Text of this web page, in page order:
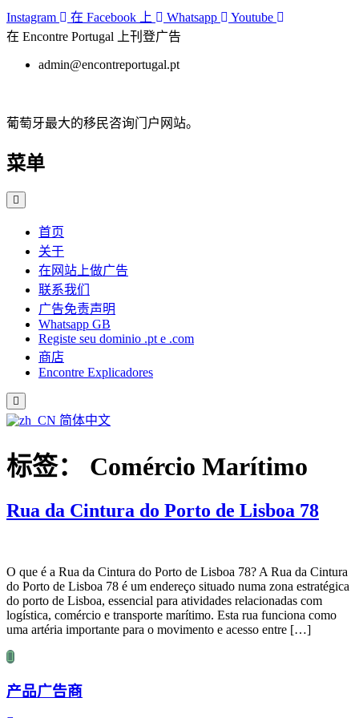
跳
至
Instagram 在 Facebook 上 Whatsapp
Youtube
在 Encontre Portugal 上刊登广告
admin@encontreportugal.pt
葡萄牙最大的移民咨询门户网站。
菜单
首页
关于
在网站上做广告
联系我们
广告免责声明
Whatsapp GB
Registe seu dominio .pt e .com
商店
Encontre Explicadores
简体中文
标签： Comércio Marítimo
Rua da Cintura do Porto de Lisboa 78
O que é a Rua da Cintura do Porto de Lisboa 78? A Rua da Cintura
do Porto de Lisboa 78 é um endereço situado numa zona estratégica
do porto de Lisboa, essencial para atividades relacionadas com
logística, comércio e transporte marítimo. Esta rua funciona como
uma artéria importante para o movimento e acesso entre […]
产品广告商